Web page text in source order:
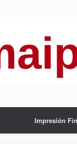
Impresión